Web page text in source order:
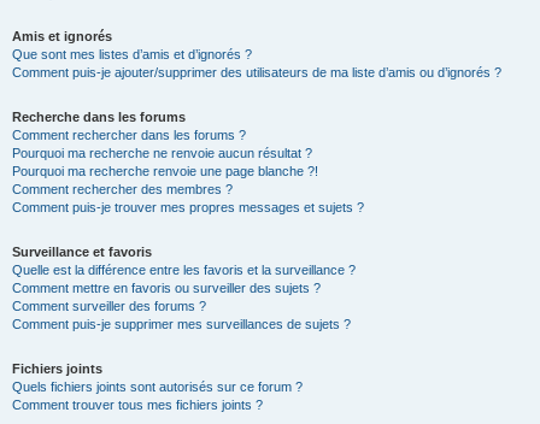
Amis et ignorés
Que sont mes listes d’amis et d’ignorés ?
Comment puis-je ajouter/supprimer des utilisateurs de ma liste d’amis ou d’ignorés ?
Recherche dans les forums
Comment rechercher dans les forums ?
Pourquoi ma recherche ne renvoie aucun résultat ?
Pourquoi ma recherche renvoie une page blanche ?!
Comment rechercher des membres ?
Comment puis-je trouver mes propres messages et sujets ?
Surveillance et favoris
Quelle est la différence entre les favoris et la surveillance ?
Comment mettre en favoris ou surveiller des sujets ?
Comment surveiller des forums ?
Comment puis-je supprimer mes surveillances de sujets ?
Fichiers joints
Quels fichiers joints sont autorisés sur ce forum ?
Comment trouver tous mes fichiers joints ?